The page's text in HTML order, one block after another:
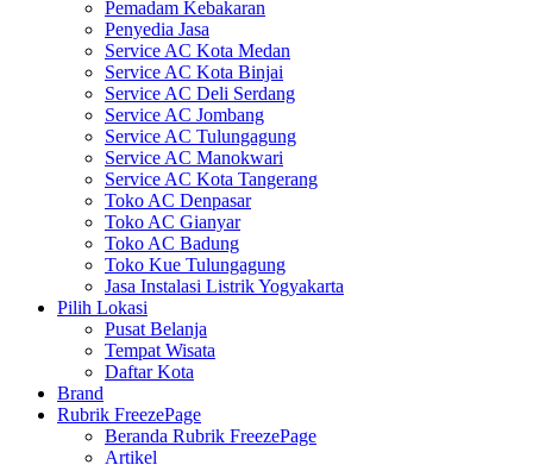
Pemadam Kebakaran
Penyedia Jasa
Service AC Kota Medan
Service AC Kota Binjai
Service AC Deli Serdang
Service AC Jombang
Service AC Tulungagung
Service AC Manokwari
Service AC Kota Tangerang
Toko AC Denpasar
Toko AC Gianyar
Toko AC Badung
Toko Kue Tulungagung
Jasa Instalasi Listrik Yogyakarta
Pilih Lokasi
Pusat Belanja
Tempat Wisata
Daftar Kota
Brand
Rubrik FreezePage
Beranda Rubrik FreezePage
Artikel